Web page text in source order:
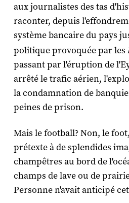
aux journalistes des tas
raconter, depuis
système bancaire du pays
politique provoquée par les
passant par l'éruption de
arrêté le trafic aérien,
la condamnation de
peines de prison.
Mais le football? Non, le
prétexte à de splendides
champêtres au bord de
champs de lave ou de
Personne n'avait anticipé